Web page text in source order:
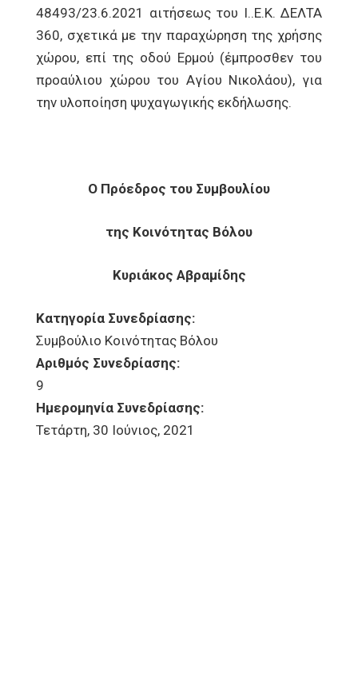
48493/23.6.2021 αιτήσεως του Ι..Ε.Κ. ΔΕΛΤΑ
360, σχετικά με την παραχώρηση της χρήσης
χώρου, επί της οδού Ερμού (έμπροσθεν του
προαύλιου χώρου του Αγίου Νικολάου), για
την υλοποίηση ψυχαγωγικής εκδήλωσης.
Ο Πρόεδρος του Συμβουλίου
της Κοινότητας Βόλου
Κυριάκος Αβραμίδης
Κατηγορία Συνεδρίασης:
Συμβούλιο Κοινότητας Βόλου
Αριθμός Συνεδρίασης:
9
Ημερομηνία Συνεδρίασης:
Τετάρτη, 30 Ιούνιος, 2021